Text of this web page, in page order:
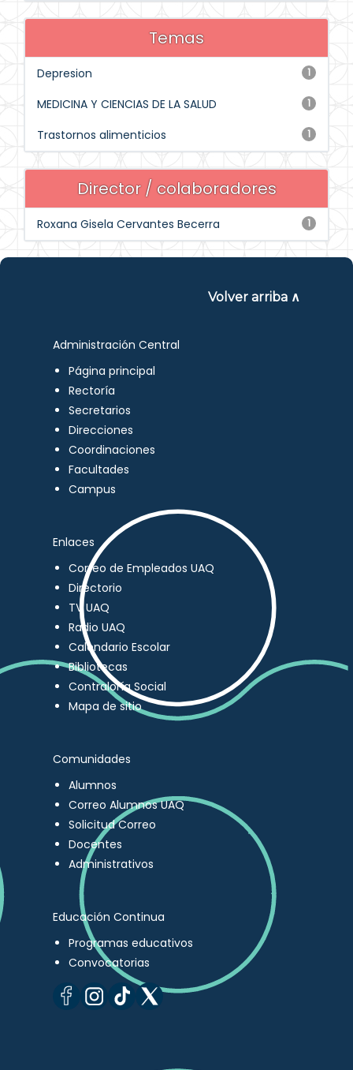
Temas
1
Depresion
1
MEDICINA Y CIENCIAS DE LA SALUD
1
Trastornos alimenticios
Director / colaboradores
1
Roxana Gisela Cervantes Becerra
Volver arriba ∧
Administración Central
Página principal
Rectoría
Secretarios
Direcciones
Coordinaciones
Facultades
Campus
Enlaces
Correo de Empleados UAQ
Directorio
TV UAQ
Radio UAQ
Calendario Escolar
Bibliotecas
Contraloría Social
Mapa de sitio
Comunidades
Alumnos
Correo Alumnos UAQ
Solicitud Correo
Docentes
Administrativos
Educación Continua
Programas educativos
Convocatorias